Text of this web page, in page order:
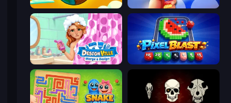
Land Explorers: Merge & Build Twisted Tangle
Designville: Merge & Design Pixel Blast